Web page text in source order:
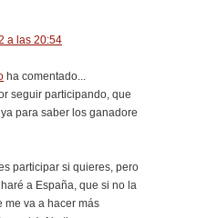
a las 20:54
ha comentado...
seguir participando, que
para saber los ganadore
participar si quieres, pero
a España, que si no la
me va a hacer más